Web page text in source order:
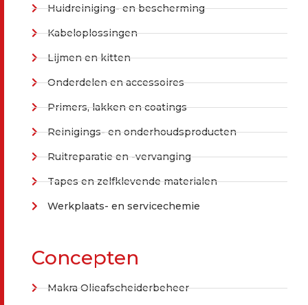
Huidreiniging- en bescherming
Kabeloplossingen
Lijmen en kitten
Onderdelen en accessoires
Primers, lakken en coatings
Reinigings- en onderhoudsproducten
Ruitreparatie en -vervanging
Tapes en zelfklevende materialen
Werkplaats- en servicechemie
Concepten
Makra Olieafscheiderbeheer